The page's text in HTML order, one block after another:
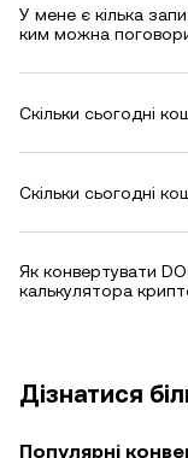
У мене є кілька
ким можна
Скільки сьогодні
Скільки сьогодні
Як конвертувати
калькулятора
Дізнатися
Популярні